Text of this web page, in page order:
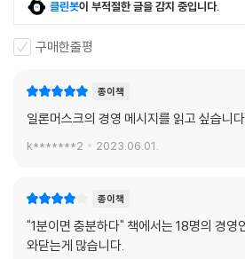
어떤 사업 계획도 현실과 부딪히는 순간에 살
나 변화무쌍하다. 계획은 계획일 뿐이다.
하늘을 나는 차를 만드는 것은 어려운 일이 아
조용하게 만드느냐가 중요하다. 그게 해결되
페이팔 사업을 거치면서 ‘어떻게 돈을 벌 것인
의 미래에 가장 큰 영향을 끼치는 것이 무엇일
클린봇이 부적절한 글을 감지 중입니다.
구매한줄평
종이책
일론머스크의 경영 메시지를 읽고 싶습니
k*******2 2023.06.01.
종이책
"1분이면 충분하다" 책에서는 18명의 경영
와닫는게 많습니다.